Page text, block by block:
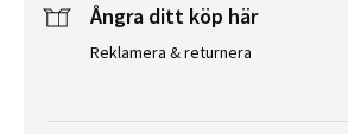
Ångra ditt köp här
Reklamera & returnera